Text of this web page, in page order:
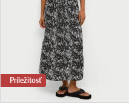
Príležitosť